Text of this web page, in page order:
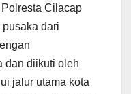
Cilacap
dari
dan diikuti oleh
jalur utama kota